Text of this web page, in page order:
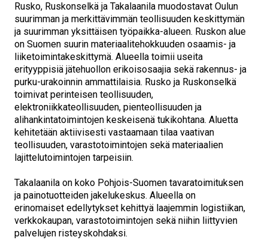
Rusko, Ruskonselkä ja Takalaanila muodostavat Oulun
suurimman ja merkittävimmän teollisuuden keskittymän
ja suurimman yksittäisen työpaikka-alueen. Ruskon alue
on Suomen suurin materiaalitehokkuuden osaamis- ja
liiketoimintakeskittymä. Alueella toimii useita
erityyppisiä jätehuollon erikoisosaajia sekä rakennus- ja
purku-urakoinnin ammattilaisia. Rusko ja Ruskonselkä
toimivat perinteisen teollisuuden,
elektroniikkateollisuuden, pienteollisuuden ja
alihankintatoimintojen keskeisenä tukikohtana. Aluetta
kehitetään aktiivisesti vastaamaan tilaa vaativan
teollisuuden, varastotoimintojen sekä materiaalien
lajittelutoimintojen tarpeisiin.
Takalaanila on koko Pohjois-Suomen tavaratoimituksen
ja painotuotteiden jakelukeskus. Alueella on
erinomaiset edellytykset kehittyä laajemmin logistiikan,
verkkokaupan, varastotoimintojen sekä niihin liittyvien
palvelujen risteyskohdaksi.